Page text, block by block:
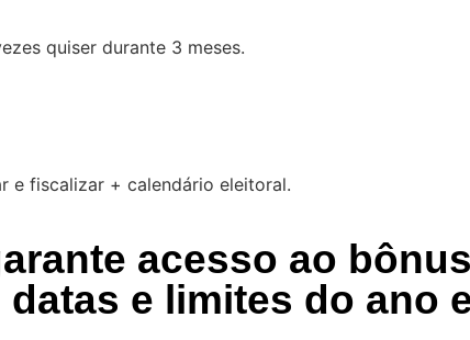
quiser durante 3 meses.
e fiscalizar + calendário eleitoral.
acesso ao
e limites do ano